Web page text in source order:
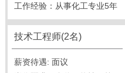
强的团队精神，懂安全和管
理
工作经验：从事化工专业5年
以上
技术工程师(2名)
薪资待遇: 面议